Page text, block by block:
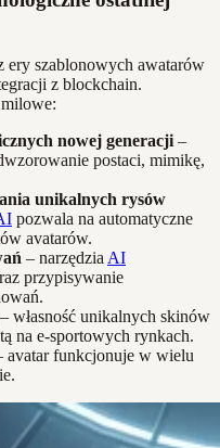
ery szablonowych awatarów
z blockchain.
nowej generacji –
postaci, mimikę,
unikalnych rysów
pozwala na automatyczne
avatarów.
– narzędzia AI
przypisywanie
– własność unikalnych skinów
na e-sportowych rynkach.
avatar funkcjonuje w wielu